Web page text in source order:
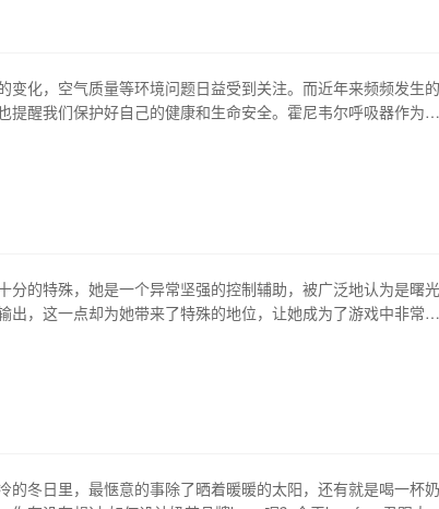
松处理所有夜间工作的任务，包括人…
变化，空气质量等环境问题日益受到关注。而近年来频频发生的
提醒我们保护好自己的健康和生命安全。霍尼韦尔呼吸器作为一
分的特殊，她是一个异常坚强的控制辅助，被广泛地认为是曙光
出，这一点却为她带来了特殊的地位，让她成为了游戏中非常重
的冬日里，最惬意的事除了晒着暖暖的太阳，还有就是喝一杯奶